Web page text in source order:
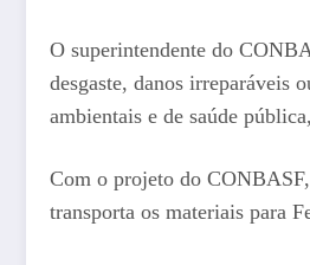
O superintendente do
desgaste, danos irreparáveis
ambientais e de saúde
Com o projeto do
transporta os materiais para